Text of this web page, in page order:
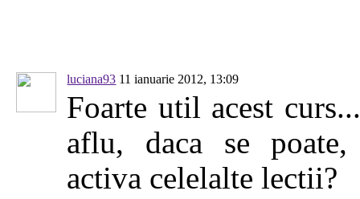
luciana93 11 ianuarie 2012, 13:09
Foarte util acest
aflu, daca se
activa celelalte lectii?